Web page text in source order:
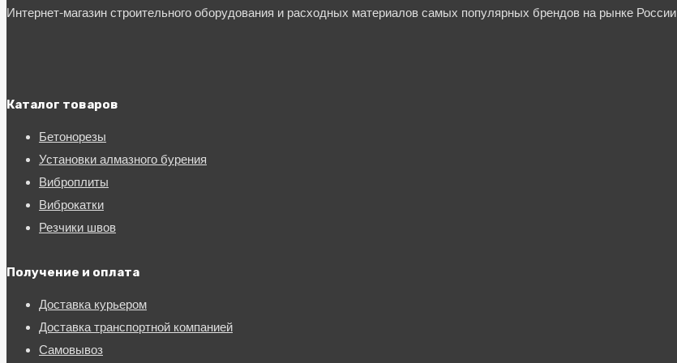
Интернет-магазин строительного оборудования и расходных материалов самых популярных брендов на рынке России
Каталог товаров
Бетонорезы
Установки алмазного бурения
Виброплиты
Виброкатки
Резчики швов
Получение и оплата
Доставка курьером
Доставка транспортной компанией
Самовывоз